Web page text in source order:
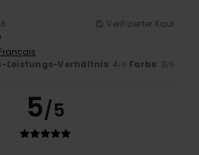
Verifizierter Kauf
Leistungs-Verhältnis: 4 /5 Farbe: 3 /5
5/5